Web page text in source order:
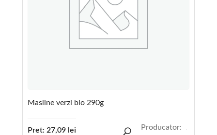
Masline verzi bio 290g
Pret: 27,09 lei Producator: